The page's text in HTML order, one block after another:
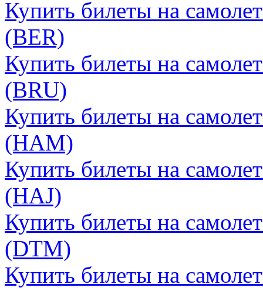
Купить билеты на
(BER)
Купить билеты на
(BRU)
Купить билеты на
(HAM)
Купить билеты на
(HAJ)
Купить билеты на
(DTM)
Купить билеты на